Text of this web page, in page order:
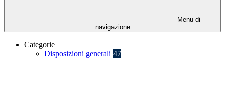
Menu di
navigazione
Categorie
Disposizioni generali 47